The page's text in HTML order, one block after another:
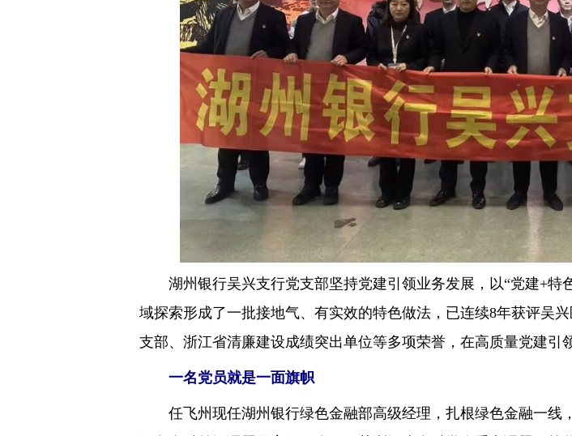
湖州银行吴兴支行党支部坚持党建引领业务发展，以“党建+特
域探索形成了一批接地气、有实效的特色做法，已连续8年获评吴
支部、浙江省清廉建设成绩突出单位等多项荣誉，在高质量党建引
一名党员就是一面旗帜
任飞州现任湖州银行绿色金融部高级经理，扎根绿色金融一线